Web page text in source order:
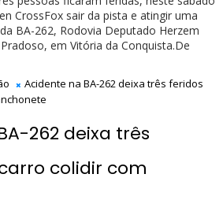
CrossFox sair da pista e atingir uma
BA-262, Rodovia Deputado Herzem
em Vitória da Conquista.De
Acidente na BA-262 deixa três feridos
262 deixa três
colidir com